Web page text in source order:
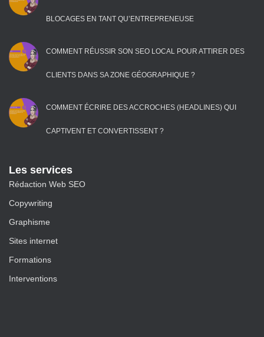
BLOCAGES EN TANT QU’ENTREPRENEUSE
COMMENT RÉUSSIR SON SEO LOCAL POUR ATTIRER DES
CLIENTS DANS SA ZONE GÉOGRAPHIQUE ?
COMMENT ÉCRIRE DES ACCROCHES (HEADLINES) QUI
CAPTIVENT ET CONVERTISSENT ?
Les services
Rédaction Web SEO
Copywriting
Graphisme
Sites internet
Formations
Interventions